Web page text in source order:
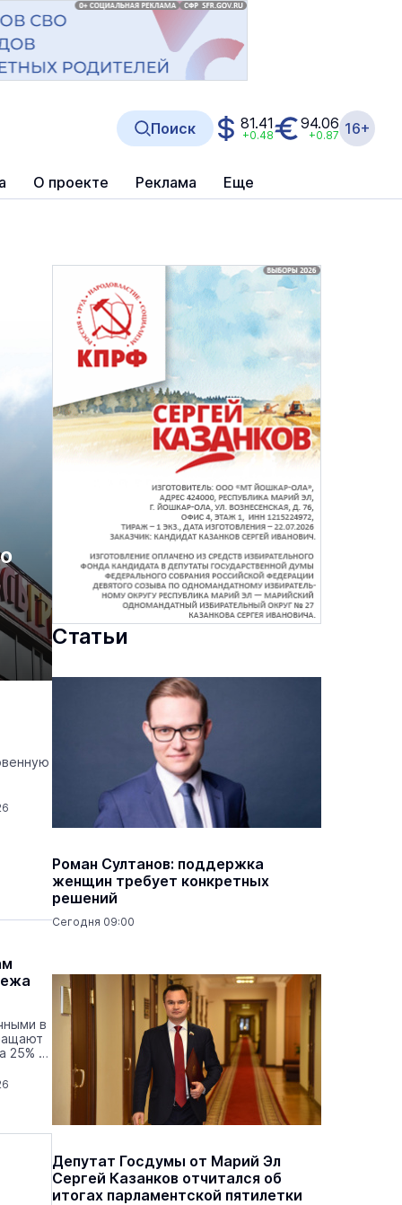
О проекте Реклама Еще
Поиск 81.41
+0.48
94.06
+0.87 16+
в
25% –
Статьи
Роман Султанов: поддержка
женщин требует конкретных
решений
Сегодня 09:00
Депутат Госдумы от Марий Эл
Сергей Казанков отчитался об
итогах парламентской пятилетки